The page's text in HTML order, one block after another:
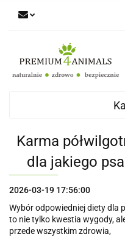
Karma
dla jakiego
2026-03-19 17:56:00
Wybór odpowiedniej diety dla
to nie tylko kwestia wygody,
przede wszystkim zdrowia,